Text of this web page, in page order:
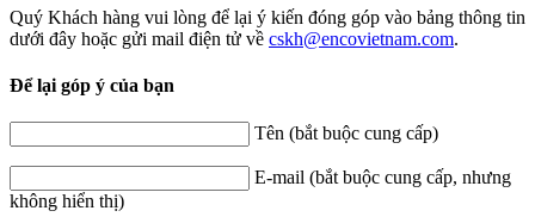
Quý Khách hàng vui lòng để lại ý kiến đóng góp vào bảng thông tin
dưới đây hoặc gửi mail điện tử về cskh​@​encovietnam.com.
Để lại góp ý của bạn
Tên (bắt buộc cung cấp)
E-mail (bắt buộc cung cấp, nhưng
không hiển thị)